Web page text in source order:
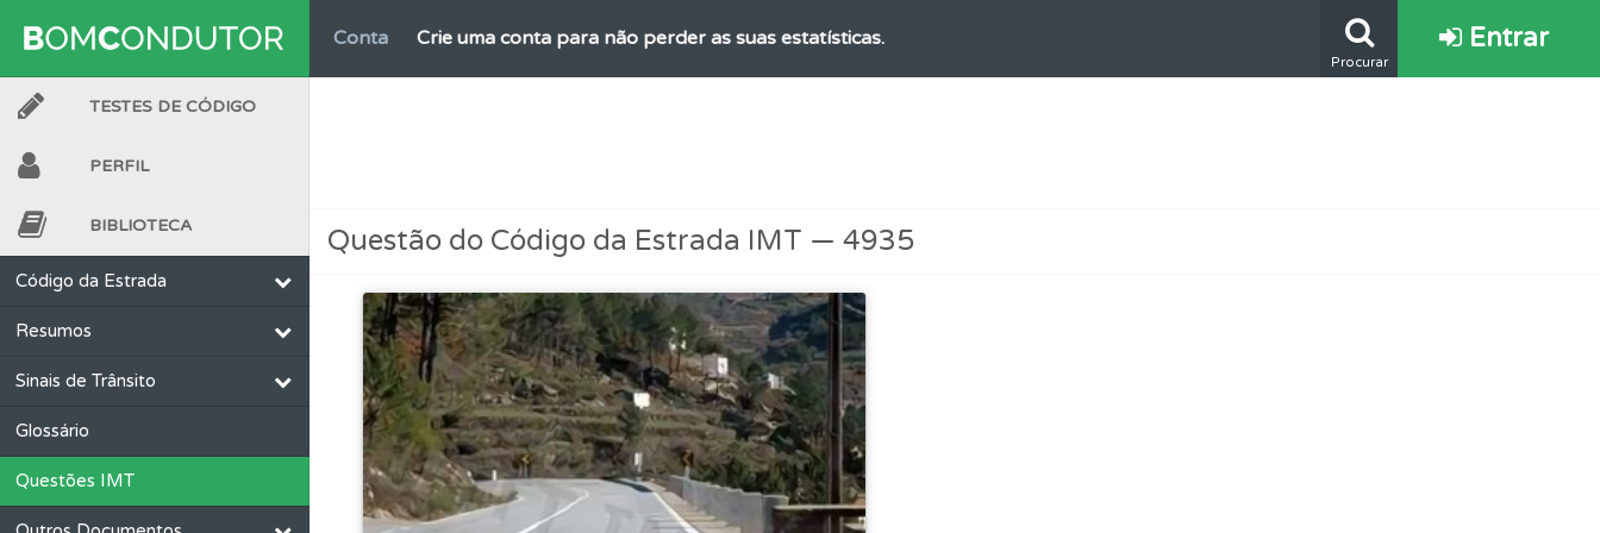
Conta Crie uma conta para não perder as suas estatísticas.
Questões Consulte aqui todas as questões que usamos na plataforma.
Testemunhos Veja os testemunhos dos nossos utilizadores e deixe o seu!
Testes Deve fazer o teste que recomendamos para obter os melhores resultados.
Procurar
Entrar
TESTES DE CÓDIGO
PERFIL
BIBLIOTECA
Código da Estrada
Resumos
Sinais de Trânsito
Glossário
Questões IMT
Questão do Código da Estrada IMT — 4935